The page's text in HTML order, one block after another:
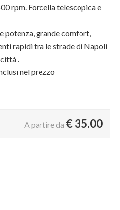
rpm. Forcella telescopica e
potenza, grande comfort,
rapidi tra le strade di Napoli
.
nel prezzo
A partire da €35.00